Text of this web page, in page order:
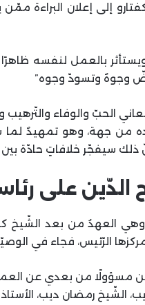
إلى إعلان البراءة
بالعمل لنفسه
وجوهٌ وتسودّ وجوه”
الحبّ والوفاء والتّرهيب
من جهة، وهو تمهيدٌ
سيفجّر خلافاتٍ حادّة بين
الدّين على
العهدُ من بعد الشّيخ
الرّئيس، فجاء في
مسؤولًا من بعدي عن
الشّيخ رمضان ديب،